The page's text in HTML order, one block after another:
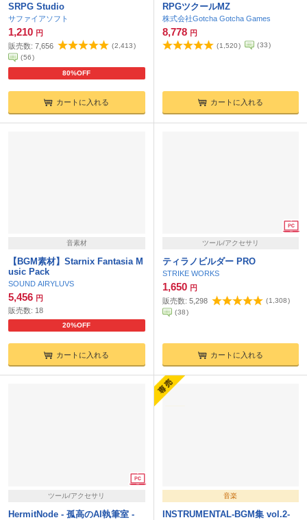
SRPG Studio
サファイアソフト
1,210 円
80%OFF
販売数: 7,656 (2,413)
(56)
カートに入れる
RPGツクールMZ
株式会社Gotcha Gotcha Games
8,778 円
( 1,520) (33)
カートに入れる
音素材
【BGM素材】Starnix Fantasia M
usic Pack
SOUND AIRYLUVS
5,456 円
20%OFF
販売数: 18
カートに入れる
ツール/アクセサリ
ティラノビルダー PRO
STRIKE WORKS
1,650 円
販売数: 5,298 ( 1,308)
(38)
カートに入れる
ツール/アクセサリ
HermitNode - 孤高のAI執筆室 -
音楽
INSTRUMENTAL-BGM集 vol.2-